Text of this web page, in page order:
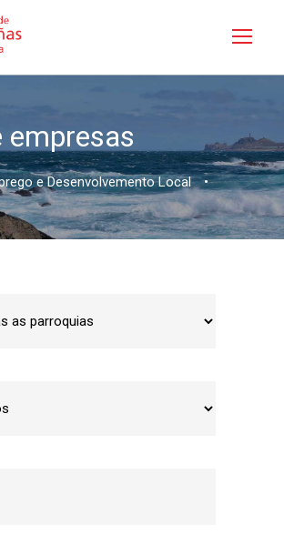
empresas
e Desenvolvemento Local •